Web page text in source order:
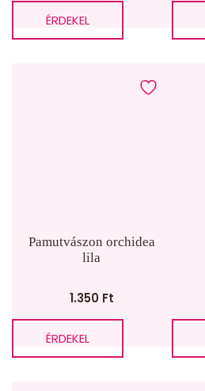
ÉRDEKEL
Pamutvászon orchidea
lila
1.350 Ft
ÉRDEKEL